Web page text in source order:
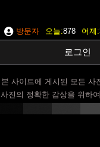
방문자 오늘 878 어제
로그인
본 사이트에 게시된 모든 사
사진의 정확한 감상을 위하